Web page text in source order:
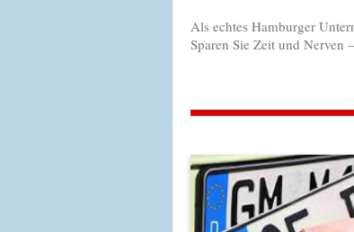
Als echtes Hamburger
Sparen Sie Zeit und Nerven